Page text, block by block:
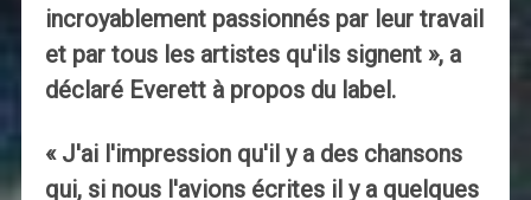
incroyablement passionnés par leur travail
et par tous les artistes qu'ils signent », a
déclaré Everett à propos du label.
« J'ai l'impression qu'il y a des chansons
qui, si nous l'avions écrites il y a quelques